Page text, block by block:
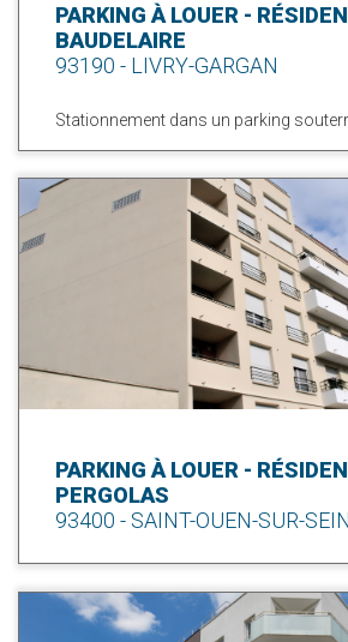
PARKING À LOUER -
BAUDELAIRE
93190 - LIVRY-GARGAN
Stationnement dans un parking
PARKING À LOUER -
PERGOLAS
93400 - SAINT-OUEN-SUR-